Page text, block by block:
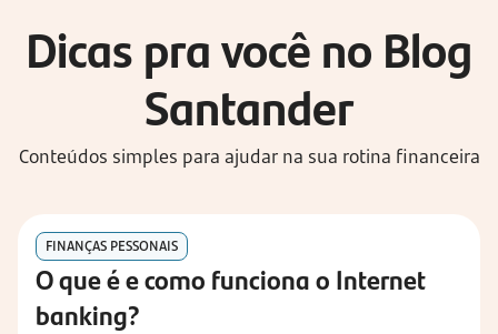
Dicas pra você no Blog
Santander
Conteúdos simples para ajudar na sua rotina financeira
FINANÇAS PESSONAIS
O que é e como funciona o Internet
banking?